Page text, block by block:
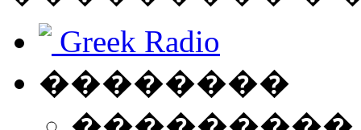
Greek Radio
��������